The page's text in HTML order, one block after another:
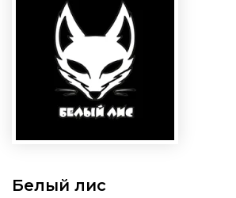
Белый лис